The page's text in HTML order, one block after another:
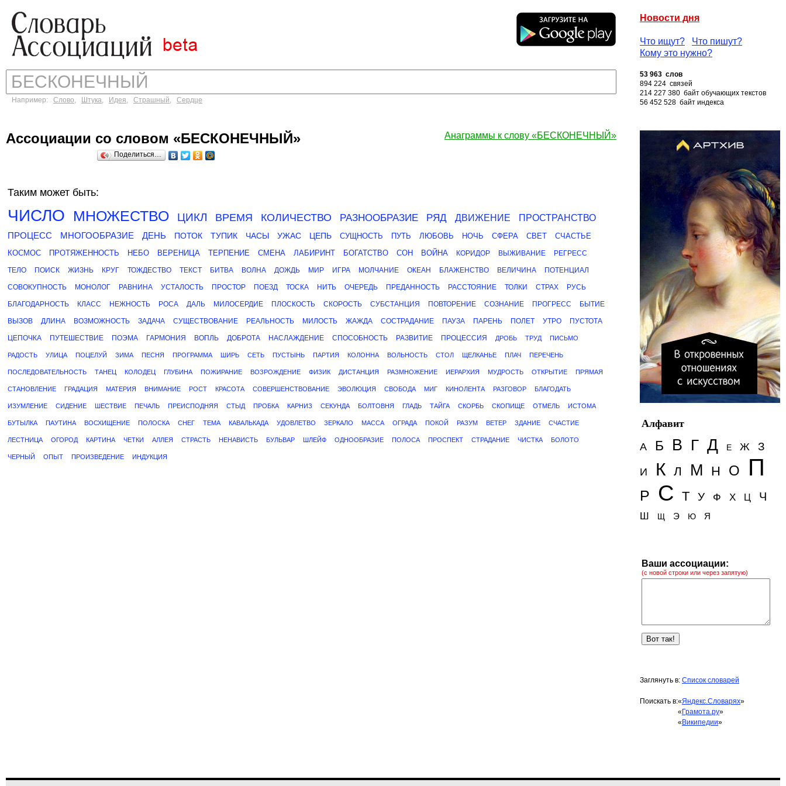
Новости дня
Что ищут?
Что пишут?
Кому это нужно?
Например: Слово, Штука, Идея, Страшный, Сердце
53 963 слов
894 224 связей
214 227 380 байт обучающих текстов
56 452 528 байт индекса
Анаграммы к слову «БЕСКОНЕЧНЫЙ»
Ассоциации со словом «БЕСКОНЕЧНЫЙ»
Поделиться…
Таким может быть:
ЧИСЛО МНОЖЕСТВО ЦИКЛ ВРЕМЯ КОЛИЧЕСТВО РАЗНООБРАЗИЕ РЯД ДВИЖЕНИЕ
ПРОСТРАНСТВО
ПРОЦЕСС
МНОГООБРАЗИЕ ДЕНЬ ПОТОК ТУПИК ЧАСЫ УЖАС ЦЕПЬ СУЩНОСТЬ ПУТЬ ЛЮБОВЬ НОЧЬ СФЕРА СВЕТ
СЧАСТЬЕ
КОСМОС
ПРОТЯЖЕННОСТЬ НЕБО ВЕРЕНИЦА ТЕРПЕНИЕ СМЕНА ЛАБИРИНТ БОГАТСТВО СОН ВОЙНА КОРИДОР ВЫЖИВАНИЕ РЕГРЕСС
ТЕЛО ПОИСК ЖИЗНЬ КРУГ ТОЖДЕСТВО ТЕКСТ БИТВА ВОЛНА ДОЖДЬ МИР ИГРА МОЛЧАНИЕ ОКЕАН БЛАЖЕНСТВО ВЕЛИЧИНА ПОТЕНЦИАЛ
СОВОКУПНОСТЬ МОНОЛОГ РАВНИНА УСТАЛОСТЬ ПРОСТОР ПОЕЗД ТОСКА НИТЬ ОЧЕРЕДЬ ПРЕДАННОСТЬ РАССТОЯНИЕ ТОЛКИ СТРАХ РУСЬ
БЛАГОДАРНОСТЬ КЛАСС НЕЖНОСТЬ РОСА ДАЛЬ МИЛОСЕРДИЕ ПЛОСКОСТЬ СКОРОСТЬ СУБСТАНЦИЯ ПОВТОРЕНИЕ СОЗНАНИЕ ПРОГРЕСС БЫТИЕ
ВЫЗОВ ДЛИНА ВОЗМОЖНОСТЬ ЗАДАЧА СУЩЕСТВОВАНИЕ РЕАЛЬНОСТЬ МИЛОСТЬ ЖАЖДА СОСТРАДАНИЕ ПАУЗА ПАРЕНЬ ПОЛЕТ УТРО ПУСТОТА
ЦЕПОЧКА ПУТЕШЕСТВИЕ ПОЭМА ГАРМОНИЯ ВОПЛЬ ДОБРОТА НАСЛАЖДЕНИЕ СПОСОБНОСТЬ РАЗВИТИЕ ПРОЦЕССИЯ ДРОБЬ ТРУД ПИСЬМО
РАДОСТЬ УЛИЦА ПОЦЕЛУЙ ЗИМА ПЕСНЯ ПРОГРАММА ШИРЬ СЕТЬ ПУСТЫНЬ ПАРТИЯ КОЛОННА ВОЛЬНОСТЬ СТОЛ ЩЕЛКАНЬЕ ПЛАЧ ПЕРЕЧЕНЬ
ПОСЛЕДОВАТЕЛЬНОСТЬ ТАНЕЦ КОЛОДЕЦ ГЛУБИНА ПОЖИРАНИЕ ВОЗРОЖДЕНИЕ ФИЗИК ДИСТАНЦИЯ РАЗМНОЖЕНИЕ ИЕРАРХИЯ МУДРОСТЬ ОТКРЫТИЕ ПРЯМАЯ
СТАНОВЛЕНИЕ ГРАДАЦИЯ МАТЕРИЯ ВНИМАНИЕ РОСТ КРАСОТА СОВЕРШЕНСТВОВАНИЕ ЭВОЛЮЦИЯ СВОБОДА МИГ КИНОЛЕНТА РАЗГОВОР БЛАГОДАТЬ
ИЗУМЛЕНИЕ СИДЕНИЕ ШЕСТВИЕ ПЕЧАЛЬ ПРЕИСПОДНЯЯ СТЫД ПРОБКА КАРНИЗ СЕКУНДА БОЛТОВНЯ ГЛАДЬ ТАЙГА СКОРБЬ СКОПИЩЕ ОТМЕЛЬ ИСТОМА
БУТЫЛКА ПАУТИНА ВОСХИЩЕНИЕ ПОЛОСКА СНЕГ ТЕМА КАВАЛЬКАДА УДОВЛЕТВО ЗЕРКАЛО МАССА ОГРАДА ПОКОЙ РАЗУМ ВЕТЕР ЗДАНИЕ СЧАСТИЕ
ЛЕСТНИЦА ОГОРОД КАРТИНА ЧЕТКИ АЛЛЕЯ СТРАСТЬ НЕНАВИСТЬ БУЛЬВАР ШЛЕЙФ ОДНООБРАЗИЕ ПОЛОСА ПРОСПЕКТ СТРАДАНИЕ ЧИСТКА БОЛОТО
ЧЕРНЫЙ ОПЫТ ПРОИЗВЕДЕНИЕ ИНДУКЦИЯ
Алфавит
А
Б В Г Д Е Ж З
И К Л М Н О П
Р С Т У Ф Х Ц Ч
Ш Щ Э Ю Я
Ваши ассоциации:
(с новой строки или через запятую)
Заглянуть в: Список словарей
Поискать в:«Яндекс.Словарях»
« Грамота.ру»
« Википедии»